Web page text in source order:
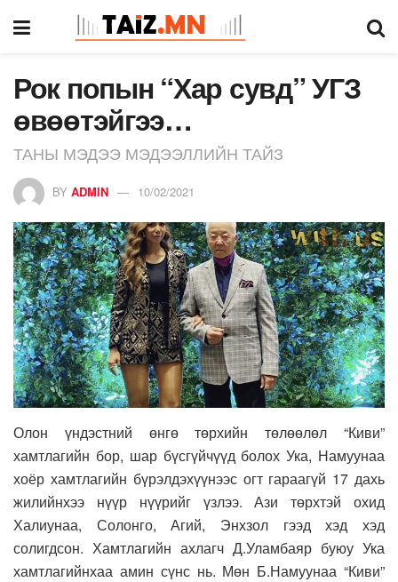
Рок попын “Хар сувд” УГЗ
өвөөтэйгээ…
ТАНЫ МЭДЭЭ МЭДЭЭЛЛИЙН ТАЙЗ
BY ADMIN 10/02/2021
Олон үндэстний өнгө төрхийн төлөөлөл “Киви”
хамтлагийн бор, шар бүсгүйчүүд болох Ука, Намуунаа
хоёр хамтлагийн бүрэлдэхүүнээс огт гараагүй 17 дахь
жилийнхээ нүүр нүүрийг үзлээ. Ази төрхтэй охид
Халиунаа, Солонго, Агий, Энхзол гээд хэд хэд
солигдсон. Хамтлагийн ахлагч Д.Уламбаяр буюу Ука
хамтлагийнхаа амин сүнс нь. Мөн Б.Намуунаа “Киви”